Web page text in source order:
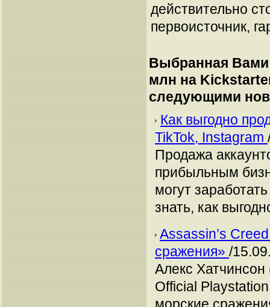
действительно
первоисточник,
Выбранная Вами
млн на
следующими
Как выгодно
TikTok, Instagram
Продажа
прибыльным
могут
знать, как
Assassin’s
сражения» /
Алекс
Official